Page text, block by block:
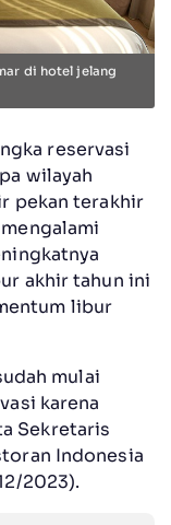
di hotel jelang
reservasi
wilayah
pekan terakhir
akhir tahun ini
libur
mulai
karena
Sekretaris
Indonesia
2023).